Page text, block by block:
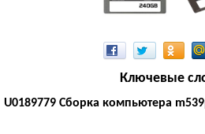
Ключевые
U0189779 Сборка компьютера